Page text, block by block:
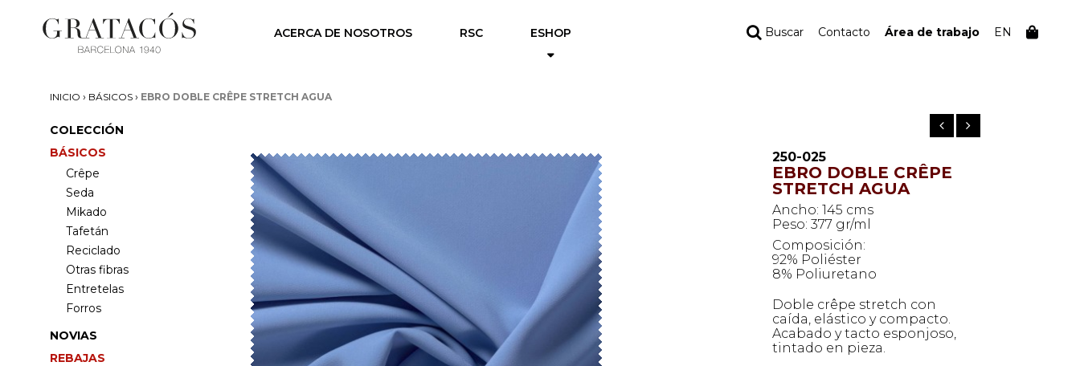
ACERCA DE NOSOTROS RSC ESHOP Buscar Contacto Área de trabajo EN
INICIO › BÁSICOS › EBRO DOBLE CRÊPE STRETCH AGUA
COLECCIÓN
BÁSICOS
Crêpe
Seda
Mikado
Tafetán
Reciclado
Otras fibras
Entretelas
Forros
NOVIAS
REBAJAS
250-025
EBRO DOBLE CRÊPE
STRETCH AGUA
Ancho: 145 cms
Peso: 377 gr/ml
Composición:
92% Poliéster
8% Poliuretano
Doble crêpe stretch con
caída, elástico y compacto.
Acabado y tacto esponjoso,
tintado en pieza.